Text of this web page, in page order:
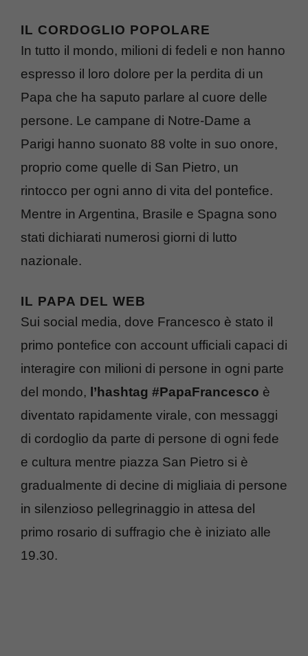
IL CORDOGLIO POPOLARE
In tutto il mondo, milioni di fedeli e non hanno
espresso il loro dolore per la perdita di un
Papa che ha saputo parlare al cuore delle
persone. Le campane di Notre-Dame a
Parigi hanno suonato 88 volte in suo onore,
proprio come quelle di San Pietro, un
rintocco per ogni anno di vita del pontefice.
Mentre in Argentina, Brasile e Spagna sono
stati dichiarati numerosi giorni di lutto
nazionale.
IL PAPA DEL WEB
Sui social media, dove Francesco è stato il
primo pontefice con account ufficiali capaci di
interagire con milioni di persone in ogni parte
del mondo, l’hashtag #PapaFrancesco è
diventato rapidamente virale, con messaggi
di cordoglio da parte di persone di ogni fede
e cultura mentre piazza San Pietro si è
gradualmente di decine di migliaia di persone
in silenzioso pellegrinaggio in attesa del
primo rosario di suffragio che è iniziato alle
19.30.